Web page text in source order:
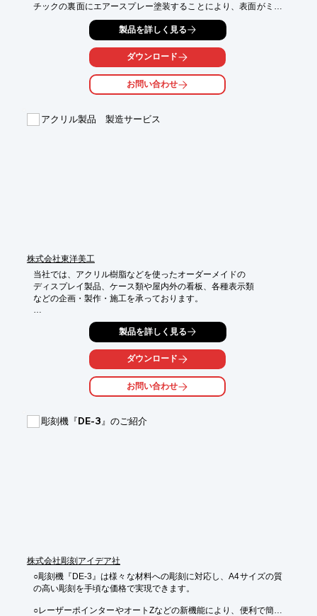
チックの裏面にエアースプレー塗装することにより、表面がミラ
ー調に仕上がる塗料です。
◆透明プラスチックにこの塗料をエアースプレー塗装することに
より、塗装裏面がミラー調に仕上がります。
◆シルバー塗料は、１液性蒸発揮散型塗料で速乾性です。
◆化粧品容器、プラスチック製鏡、パチンコ部品、自動車のエン
製品を詳しく見る
ダウンロード
お問い合わせ
アクリル製品 製造サービス
株式会社東洋美工
当社では、アクリル樹脂などを使ったオーダーメイドの
ディスプレイ製品、ケース類や屋内外の看板、各種表示類
などの企画・製作・施工を承っております。
アクリル加工を専門で取り扱う会社だからこそ、多品種・
少量生産に対応し、高品質な製品を製造することが可能。
お客様のご要望にお応えするため、充実の設備と生産体制で
対応しております。お気軽にお問い合わせください。
■高い品質を実現する、卓越した技術力
■多品種・少量生産に対応する、設備力・生産力
製品を詳しく見る
ダウンロード
お問い合わせ
彫刻機『DE-3』のご紹介
株式会社彫刻アイデア社
○彫刻機『DE-3』は様々な材料への彫刻に対応し、A4サイズの質
の高い彫刻を手頃な価格で実現できます。
○レーザーポインターやオートZなどの新機能により、便利で簡単